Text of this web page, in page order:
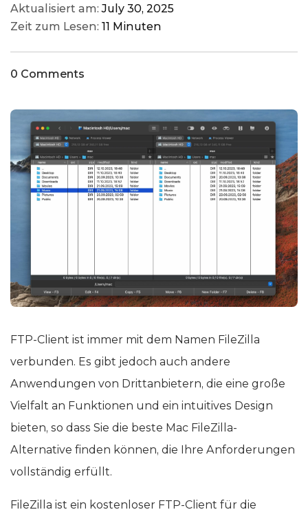
Aktualisiert am:July 30, 2025
Zeit zum Lesen: 11 Minuten
0 Comments
FTP-Client ist immer mit dem Namen FileZilla
verbunden. Es gibt jedoch auch andere
Anwendungen von Drittanbietern, die eine große
Vielfalt an Funktionen und ein intuitives Design
bieten, so dass Sie die beste Mac FileZilla-
Alternative finden können, die Ihre Anforderungen
vollständig erfüllt.
FileZilla ist ein kostenloser FTP-Client für die